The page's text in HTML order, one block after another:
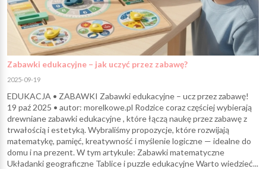
Zabawki edukacyjne – jak uczyć przez zabawę?
2025-09-19
EDUKACJA • ZABAWKI Zabawki edukacyjne – ucz przez zabawę!
19 paź 2025 • autor: morelkowe.pl Rodzice coraz częściej wybierają
drewniane zabawki edukacyjne , które łączą naukę przez zabawę z
trwałością i estetyką. Wybraliśmy propozycje, które rozwijają
matematykę, pamięć, kreatywność i myślenie logiczne — idealne do
domu i na prezent. W tym artykule: Zabawki matematyczne
Układanki geograficzne Tablice i puzzle edukacyjne Warto wiedzieć...